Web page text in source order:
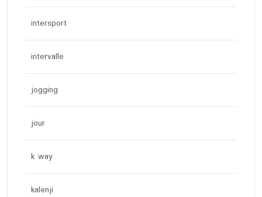
intersport
intervalle
jogging
jour
k way
kalenji